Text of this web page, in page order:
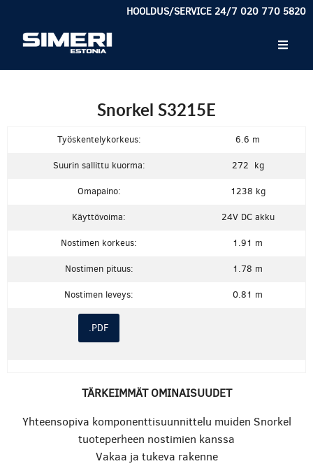
HOOLDUS/SERVICE 24/7 020 770 5820
Snorkel S3215E
Työskentelykorkeus: 6.6 m
Suurin sallittu kuorma: 272 kg
Omapaino: 1238 kg
Käyttövoima: 24V DC akku
Nostimen korkeus: 1.91 m
Nostimen pituus: 1.78 m
Nostimen leveys: 0.81 m
.PDF
TÄRKEIMMÄT OMINAISUUDET
Yhteensopiva komponenttisuunnittelu muiden Snorkel
tuoteperheen nostimien kanssa
Vakaa ja tukeva rakenne